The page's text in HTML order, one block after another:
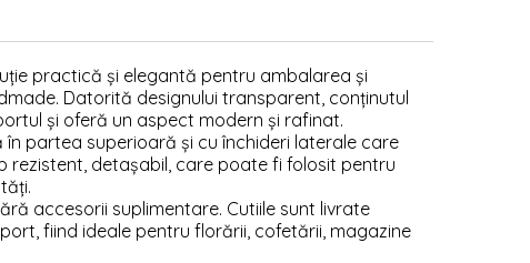
practică și elegantă pentru ambalarea și
Datorită designului transparent, conținutul
și oferă un aspect modern și rafinat.
partea superioară și cu închideri laterale care
rezistent, detașabil, care poate fi folosit pentru
accesorii suplimentare. Cutiile sunt livrate
fiind ideale pentru florării, cofetării, magazine